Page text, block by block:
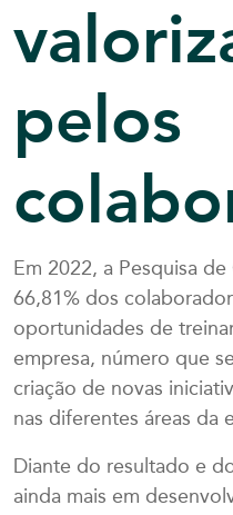
pelos
Em 2022, a Pesquisa
66,81% dos
oportunidades de
empresa, número que
criação de novas
nas diferentes áreas da
Diante do resultado e
ainda mais em